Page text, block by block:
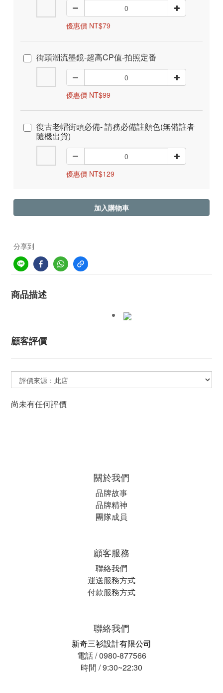
優惠價 NT$79
街頭潮流墨鏡-超高CP值-拍照定番
優惠價 NT$99
復古老帽街頭必備- 請務必備註顏色(無備註者
隨機出貨)
優惠價 NT$129
加入購物車
分享到
商品描述
顧客評價
尚未有任何評價
關於我們
品牌故事
品牌精神
團隊成員
顧客服務
聯絡我們
運送服務方式
付款服務方式
聯絡我們
新奇三衫設計有限公司
電話 / 0980-877566
時間 / 9:30~22:30